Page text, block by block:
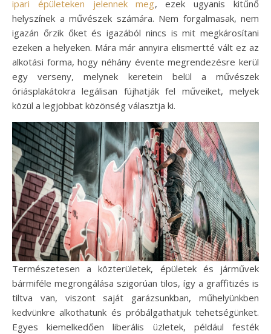
ipari épületeken jelennek meg, ezek ugyanis kitűnő
helyszínek a művészek számára. Nem forgalmasak, nem
igazán őrzik őket és igazából nincs is mit megkárosítani
ezeken a helyeken. Mára már annyira elismertté vált ez az
alkotási forma, hogy néhány évente megrendezésre kerül
egy verseny, melynek keretein belül a művészek
óriásplakátokra legálisan fújhatják fel műveiket, melyek
közül a legjobbat közönség választja ki.
Természetesen a közterületek, épületek és járművek
bármiféle megrongálása szigorúan tilos, így a graffitizés is
tiltva van, viszont saját garázsunkban, műhelyünkben
kedvünkre alkothatunk és próbálgathatjuk tehetségünket.
Egyes kiemelkedően liberális üzletek, például festék